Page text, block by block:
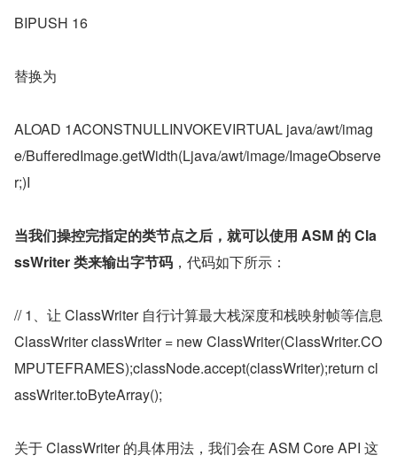
BIPUSH 16
替换为
ALOAD 1ACONSTNULLINVOKEVIRTUAL java/awt/imag
e/BufferedImage.getWidth(Ljava/awt/image/ImageObserve
r;)I
当我们操控完指定的类节点之后，就可以使用 ASM 的 Cla
ssWriter 类来输出字节码 ，代码如下所示：
// 1、让 ClassWriter 自行计算最大栈深度和栈映射帧等信息
ClassWriter classWriter = new ClassWriter(ClassWriter.CO
MPUTEFRAMES);classNode.accept(classWriter);return cl
assWriter.toByteArray();
关于 ClassWriter 的具体用法，我们会在 ASM Core API 这